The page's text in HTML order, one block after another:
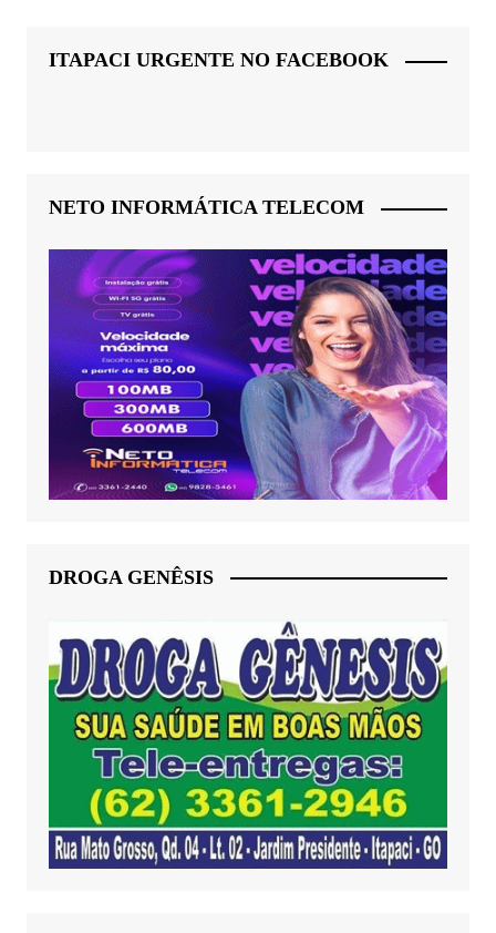
ITAPACI URGENTE NO FACEBOOK
NETO INFORMÁTICA TELECOM
DROGA GENÊSIS